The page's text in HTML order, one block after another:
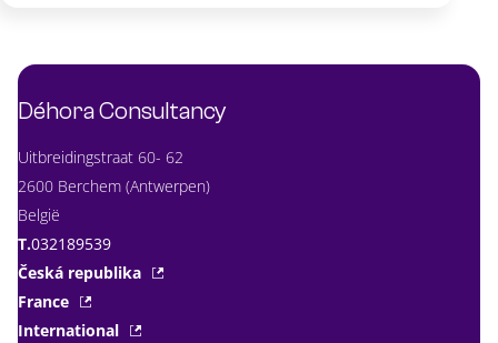
Déhora Consultancy
Uitbreidingstraat 60- 62
2600 Berchem (Antwerpen)
België
T.032189539
Česká republika
France
International